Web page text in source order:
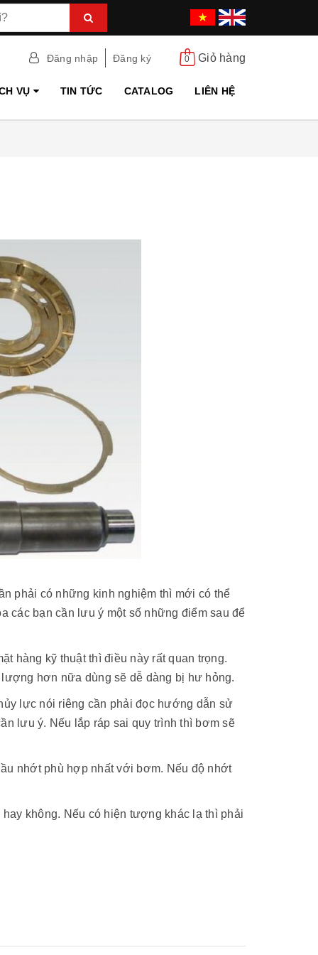
Đăng nhập Đăng ký 0 Giỏ hàng
VỤ TIN TỨC CATALOG LIÊN HỆ
phải có những kinh nghiệm thì mới có thể
các bạn cần lưu ý một số những điểm sau để
hàng kỹ thuật thì điều này rất quan trọng.
hơn nữa dùng sẽ dễ dàng bị hư hỏng.
lực nói riêng cần phải đọc hướng dẫn sử
lưu ý. Nếu lắp ráp sai quy trình thì bơm sẽ
nhớt phù hợp nhất với bơm. Nếu độ nhớt
không. Nếu có hiện tượng khác lạ thì phải